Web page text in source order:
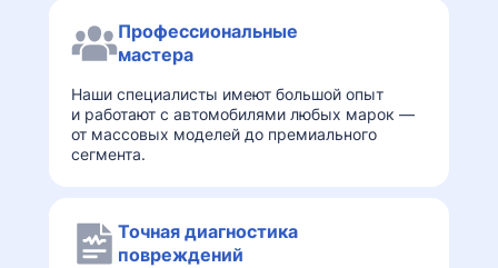
Профессиональные
мастера
Наши специалисты имеют большой опыт
и работают с автомобилями любых марок —
от массовых моделей до премиального
сегмента.
Точная диагностика
повреждений